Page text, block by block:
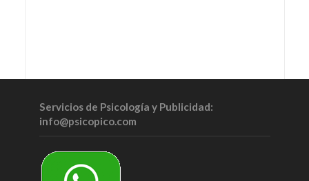
Servicios de Psicología y Publicidad:
info@psicopico.com